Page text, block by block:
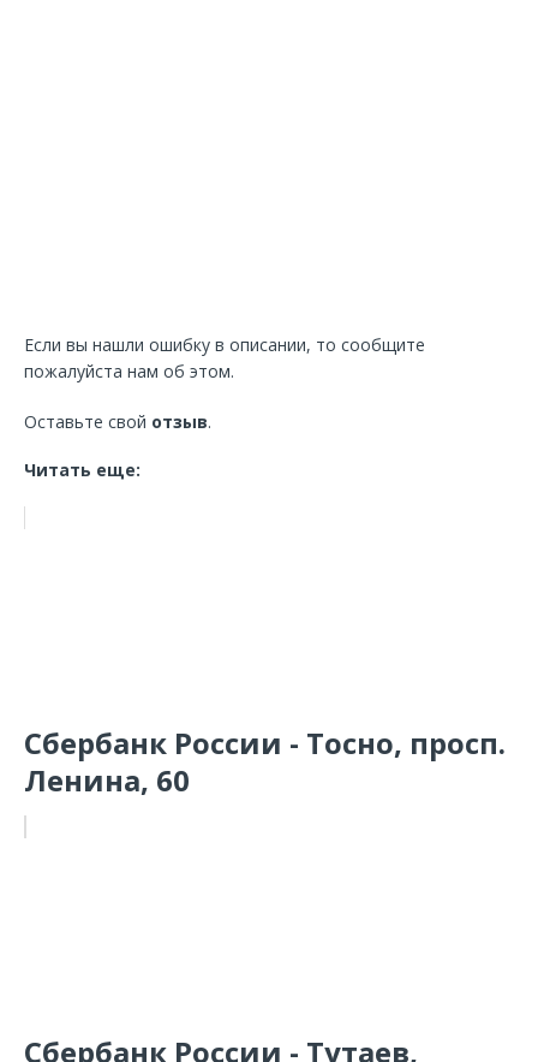
Если вы нашли ошибку в описании, то сообщите
пожалуйста нам об этом.
Оставьте свой отзыв.
Читать еще:
Сбербанк России - Тосно, просп.
Ленина, 60
Сбербанк России - Тутаев,